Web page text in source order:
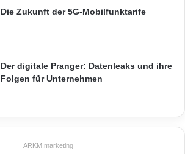
Die Zukunft der 5G-Mobilfunktarife
Der digitale Pranger: Datenleaks und ihre
Folgen für Unternehmen
ARKM.marketing